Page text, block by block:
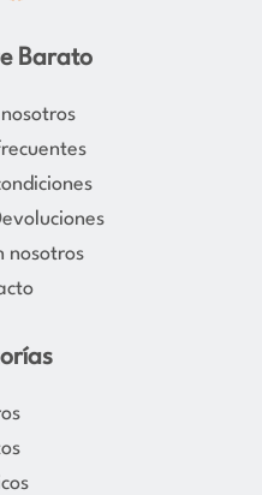
c
e
b
o
k
Barato
nosotros